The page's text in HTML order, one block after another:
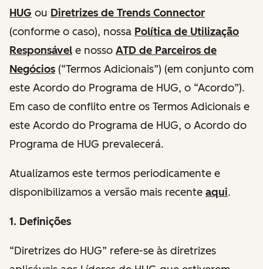
HUG ou Diretrizes de Trends Connector
(conforme o caso), nossa Política de Utilização
Responsável e nosso ATD de Parceiros de
Negócios (“Termos Adicionais”) (em conjunto com
este Acordo do Programa de HUG, o “Acordo”).
Em caso de conflito entre os Termos Adicionais e
este Acordo do Programa de HUG, o Acordo do
Programa de HUG prevalecerá.
Atualizamos este termos periodicamente e
disponibilizamos a versão mais recente aqui.
1. Definições
“Diretrizes do HUG” refere-se às diretrizes